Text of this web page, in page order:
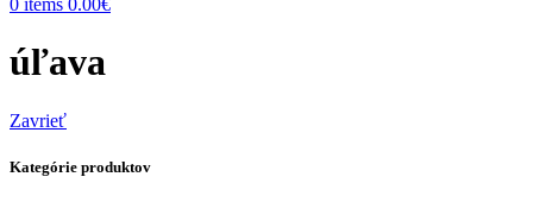
0 items 0.00€
úľava
Zavrieť
Kategórie produktov